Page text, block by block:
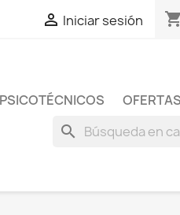
 Iniciar sesión shopping_cart
OFERTAS
search